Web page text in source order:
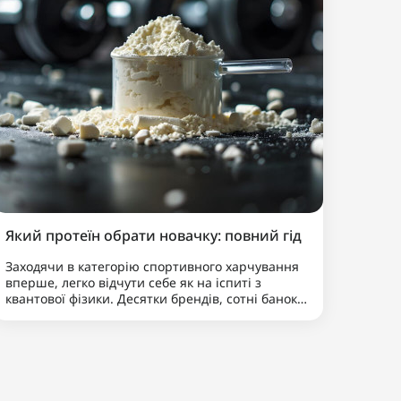
Який протеїн обрати новачку: повний гід
Заходячи в категорію спортивного харчування
вперше, легко відчути себе як на іспиті з
квантової фізики. Десятки брендів, сотні банок,